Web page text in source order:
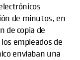
de minutos, en
de copia de
empleados de
enviaban una